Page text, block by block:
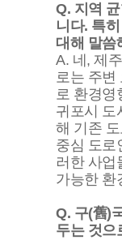
Q. 지역
니다. 특
대해 말씀
A. 네, 제
로는 주변
로 환경영
귀포시 도
해 기존
중심 도로
러한 사업
가능한 환
Q. 구(舊)
두는 것으